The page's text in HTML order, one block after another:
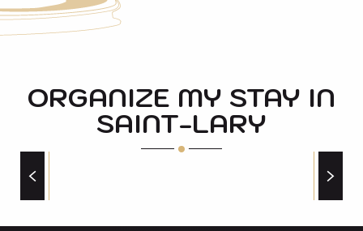
LE COMPTOIR GOURMAND PYRENEEN-BAR AU
LA CAS'A TOM
BAR Ô CHALET 1700
LE COMPTOIR GOURMAND PYRENEEN
URSUS COFFEE SHOP & COFFEE TRUCK
BAR LE CINTRA
CONFISERIE SALON DE THE LE COUCARIL
ORGANIZE MY STAY IN
SAINT-LARY